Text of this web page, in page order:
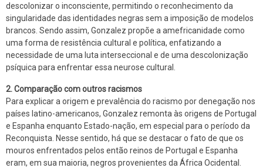
descolonizar o inconsciente, permitindo o reconhecimento da
singularidade das identidades negras sem a imposição de modelos
brancos. Sendo assim, Gonzalez propõe a amefricanidade como
uma forma de resistência cultural e política, enfatizando a
necessidade de uma luta interseccional e de uma descolonização
psíquica para enfrentar essa neurose cultural.
2. Comparação com outros racismos
Para explicar a origem e prevalência do racismo por denegação nos
países latino-americanos, Gonzalez remonta às origens de Portugal
e Espanha enquanto Estado-nação, em especial para o período da
Reconquista. Nesse sentido, há que se destacar o fato de que os
mouros enfrentados pelos então reinos de Portugal e Espanha
eram, em sua maioria, negros provenientes da África Ocidental.